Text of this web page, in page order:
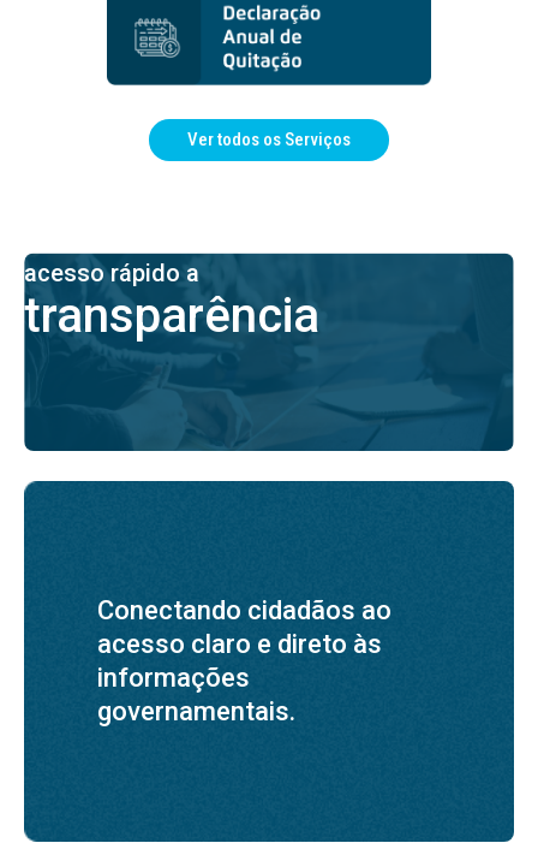
Ver todos os Serviços
acesso rápido a
transparência
Conectando cidadãos ao
acesso claro e direto às
informações
governamentais.